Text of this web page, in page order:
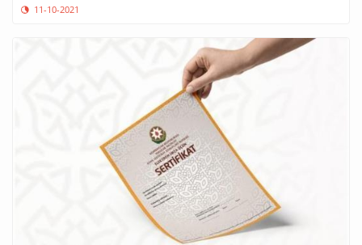
11-10-2021